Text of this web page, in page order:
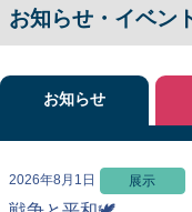
お知らせ・イベン
お知らせ
2026年8月1日 展示